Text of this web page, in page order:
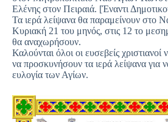
Ελένης στον Πειραιά. [Έναντι
Τα ιερά λείψανα θα παραμείνουν στο
Κυριακή 21 του μηνός, στις 12 το
θα αναχωρήσουν.
Καλούνται όλοι οι ευσεβείς
να προσκυνήσουν τα ιερά λείψανα για
ευλογία των Αγίων.